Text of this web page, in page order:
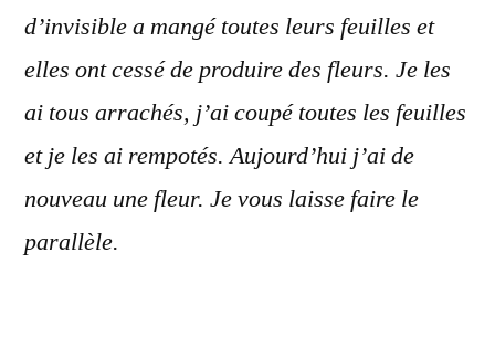
d’invisible a mangé toutes leurs feuilles et
elles ont cessé de produire des fleurs. Je les
ai tous arrachés, j’ai coupé toutes les feuilles
et je les ai rempotés. Aujourd’hui j’ai de
nouveau une fleur. Je vous laisse faire le
parallèle.